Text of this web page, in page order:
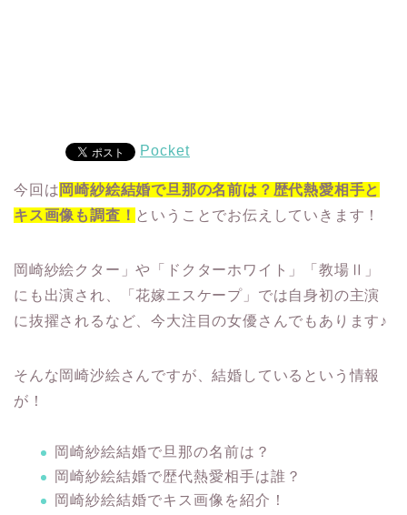
Pocket
今回は 岡崎紗絵結婚で旦那の名前は？歴代熱愛相手と
キス画像も調査！ ということでお伝えしていきます！
岡崎紗絵クター」や「ドクターホワイト」「教場Ⅱ」
にも出演され、「花嫁エスケープ」では自身初の主演
に抜擢されるなど、今大注目の女優さんでもあります♪
そんな岡崎沙絵さんですが、結婚しているという情報
が！
岡崎紗絵結婚で旦那の名前は？
岡崎紗絵結婚で歴代熱愛相手は誰？
岡崎紗絵結婚でキス画像を紹介！